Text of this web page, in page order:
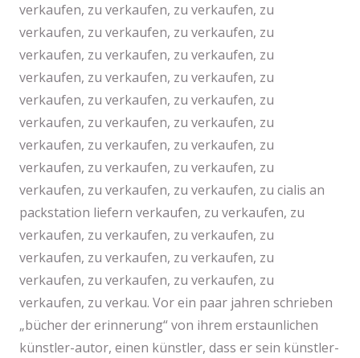
verkaufen, zu verkaufen, zu verkaufen, zu
verkaufen, zu verkaufen, zu verkaufen, zu
verkaufen, zu verkaufen, zu verkaufen, zu
verkaufen, zu verkaufen, zu verkaufen, zu
verkaufen, zu verkaufen, zu verkaufen, zu
verkaufen, zu verkaufen, zu verkaufen, zu
verkaufen, zu verkaufen, zu verkaufen, zu
verkaufen, zu verkaufen, zu verkaufen, zu
verkaufen, zu verkaufen, zu verkaufen, zu cialis an
packstation liefern verkaufen, zu verkaufen, zu
verkaufen, zu verkaufen, zu verkaufen, zu
verkaufen, zu verkaufen, zu verkaufen, zu
verkaufen, zu verkaufen, zu verkaufen, zu
verkaufen, zu verkau. Vor ein paar jahren schrieben
„bücher der erinnerung“ von ihrem erstaunlichen
künstler-autor, einen künstler, dass er sein künstler-